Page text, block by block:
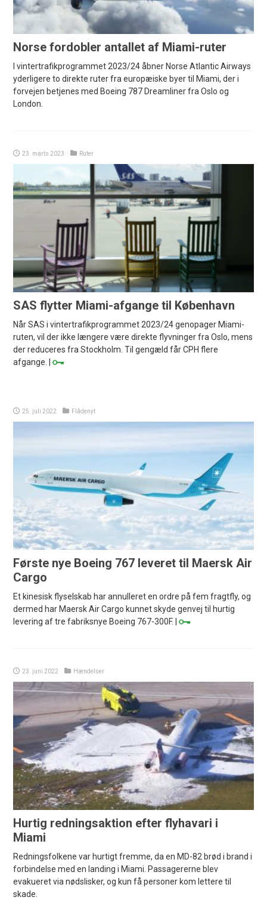
Norse fordobler antallet af Miami-ruter
I vintertrafikprogrammet 2023/24 åbner Norse Atlantic Airways
yderligere to direkte ruter fra europæiske byer til Miami, der i
forvejen betjenes med Boeing 787 Dreamliner fra Oslo og
London.
23. marts 2023 Ruter
SAS flytter Miami-afgange til København
Når SAS i vintertrafikprogrammet 2023/24 genopager Miami-
ruten, vil der ikke længere være direkte flyvninger fra Oslo, mens
der reduceres fra Stockholm. Til gengæld får CPH flere
afgange. |
25. juli 2022 Flådenyt
Første nye Boeing 767 leveret til Maersk Air
Cargo
Et kinesisk flyselskab har annulleret en ordre på fem fragtfly, og
dermed har Maersk Air Cargo kunnet skyde genvej til hurtig
levering af tre fabriksnye Boeing 767-300F. |
23. juni 2022 Hændelser
Hurtig redningsaktion efter flyhavari i
Miami
Redningsfolkene var hurtigt fremme, da en MD-82 brød i brand i
forbindelse med en landing i Miami. Passagererne blev
evakueret via nødslisker, og kun få personer kom lettere til
skade.